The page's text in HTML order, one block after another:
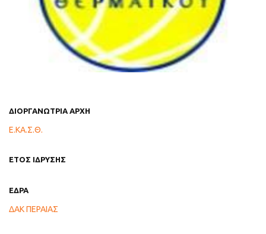
ΔΙΟΡΓΑΝΩΤΡΙΑ ΑΡΧΗ
Ε.ΚΑ.Σ.Θ.
ΕΤΟΣ ΙΔΡΥΣΗΣ
ΕΔΡΑ
ΔΑΚ ΠΕΡΑΙΑΣ